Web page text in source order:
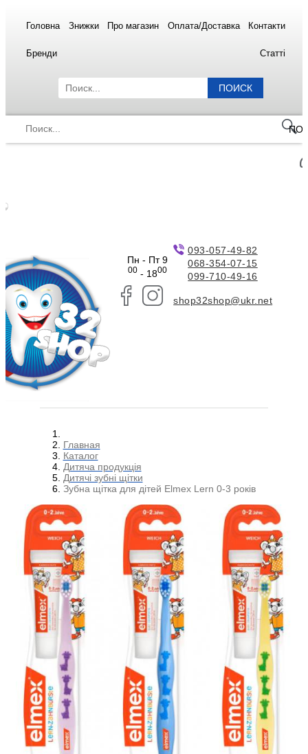
Головна Знижки Про магазин Оплата/Доставка Контакти
Бренди Статті
ПОИСК
Пн - Пт 9
00- 1800
093-057-49-82
068-354-07-15
099-710-49-16
shop32shop@ukr.net
Главная
Каталог
Дитяча продукція
Дитячі зубні щітки
Зубна щітка для дітей Elmex Lern 0-3 років